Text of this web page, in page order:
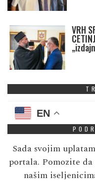
VRH
EN
Sada svojim
portala. Pomozite
našim